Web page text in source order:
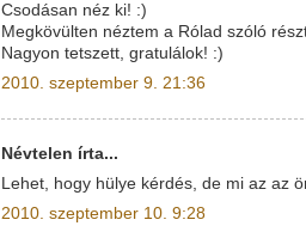
Csodásan néz ki! :)
Megkövülten néztem a Rólad szóló
Nagyon tetszett, gratulálok! :)
2010. szeptember 9. 21:36
Névtelen írta...
Lehet, hogy hülye kérdés, de mi az az
2010. szeptember 10. 9:28